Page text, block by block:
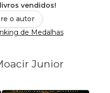
vendidos!
o autor
de Medalhas
Junior